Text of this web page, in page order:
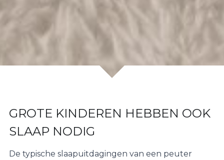
GROTE KINDEREN HEBBEN OOK
SLAAP NODIG
De typische slaapuitdagingen van een peuter